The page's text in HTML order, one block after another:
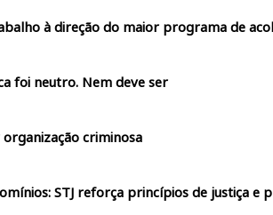
à direção do maior programa de
foi neutro. Nem deve ser
criminosa
STJ reforça princípios de justiça e